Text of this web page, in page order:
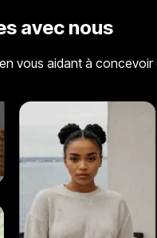
avec nous
vous aidant à